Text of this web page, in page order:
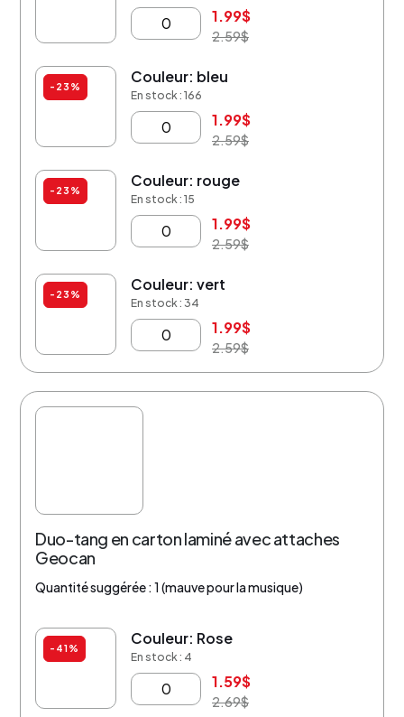
1.99$
2.59$
-23%
Couleur: bleu
En stock : 166
1.99$
2.59$
-23%
Couleur: rouge
En stock : 15
1.99$
2.59$
-23%
Couleur: vert
En stock : 34
1.99$
2.59$
Duo-tang en carton laminé avec attaches
Geocan
Quantité suggérée : 1 (mauve pour la musique)
-41%
Couleur: Rose
En stock : 4
1.59$
2.69$